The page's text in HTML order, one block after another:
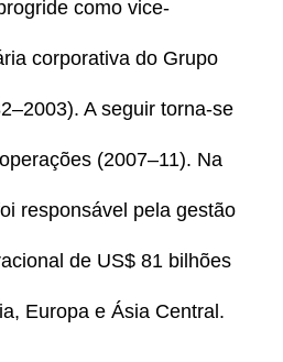
como vice-
corporativa do Grupo
A seguir torna-se
(2007–11). Na
responsável pela gestão
de US$ 81 bilhões
Europa e Ásia Central.